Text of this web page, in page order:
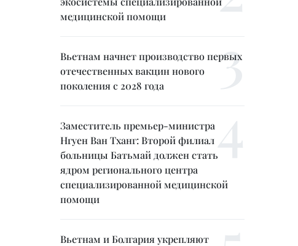
медицинской помощи
Вьетнам начнет производство первых
отечественных вакцин нового
поколения с 2028 года
Заместитель премьер-министра
Нгуен Ван Тханг: Второй филиал
больницы Батьмай должен стать
ядром регионального центра
специализированной медицинской
помощи
Вьетнам и Болгария укрепляют